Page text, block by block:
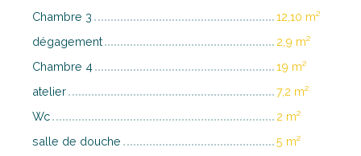
Chambre 3
12,10 m²
dégagement
2,9 m²
Chambre 4
19 m²
atelier
7,2 m²
Wc
2 m²
salle de douche
5 m²